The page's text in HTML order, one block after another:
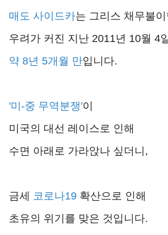
매도 사이드카는 그리스 채무불이
우려가 커진 지난 2011년 10월 4
약 8년 5개월 만입니다.
'미-중 무역분쟁'이
미국의 대선 레이스로 인해
수면 아래로 가라앉나 싶더니,
금세 코로나19 확산으로 인해
초유의 위기를 맞은 것입니다.